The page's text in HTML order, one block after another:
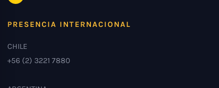
PRESENCIA INTERNACIONAL
CHILE
+56 (2) 3221 7880